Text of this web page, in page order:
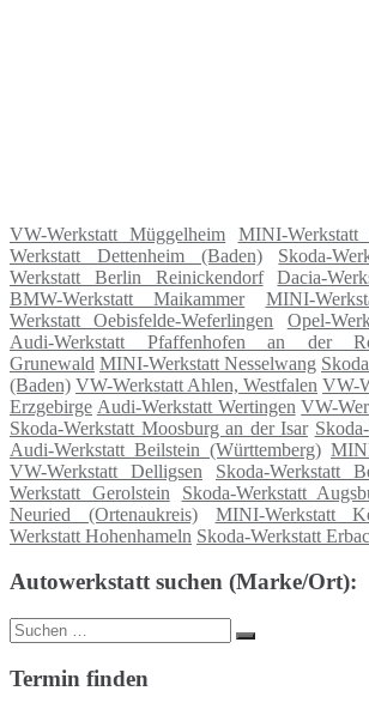
VW-Werkstatt Müggelheim MINI-Werkstatt
Werkstatt Dettenheim (Baden)
Skoda-
Werkstatt Berlin Reinickendorf
Dacia-
BMW-Werkstatt Maikammer
MINI-
Werkstatt Oebisfelde-Weferlingen
Opel-
Audi-Werkstatt Pfaffenhofen an der
Grunewald MINI-Werkstatt Nesselwang
(Baden) VW-Werkstatt Ahlen, Westfalen VW-
Erzgebirge Audi-Werkstatt Wertingen VW-
Skoda-Werkstatt Moosburg an der Isar
Audi-Werkstatt Beilstein (Württemberg)
VW-Werkstatt Delligsen
Skoda-Werkstatt
Werkstatt Gerolstein
Skoda-Werkstatt
Neuried (Ortenaukreis)
MINI-Werkstatt
Werkstatt Hohenhameln Skoda-Werkstatt
Autowerkstatt suchen (Marke/Ort):
Suche
nach:
Suchen
Termin finden